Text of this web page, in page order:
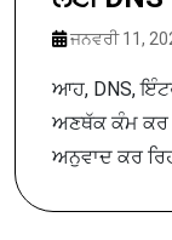
ਜਨਵਰੀ 11,
ਆਹ, DNS,
ਅਣਥੱਕ ਕੰਮ ਕਰ
ਅਨੁਵਾਦ ਕਰ